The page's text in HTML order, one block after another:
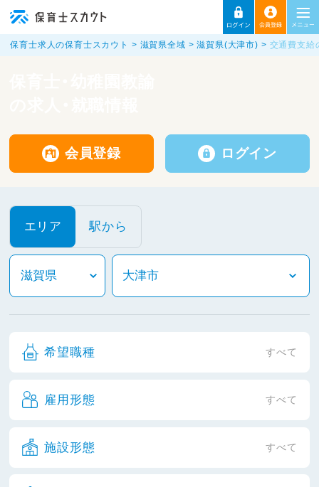
保育士求人の保育士スカウト 滋賀県全域 滋賀県(大津市) 交通費支給
会員登録 ログイン
エリア 駅から
希望職種 すべて
雇用形態 すべて
施設形態 すべて